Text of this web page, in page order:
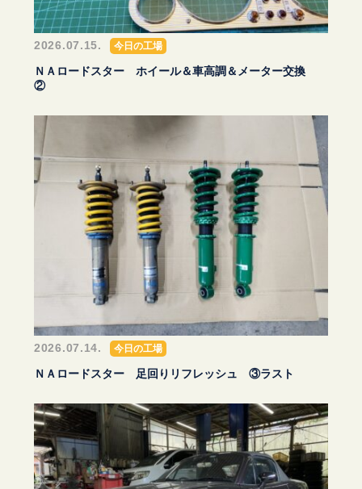
2026.07.15. 今日の工場
ＮＡロードスター ホイール＆車高調＆メーター交換
②
2026.07.14. 今日の工場
ＮＡロードスター 足回りリフレッシュ ③ラスト